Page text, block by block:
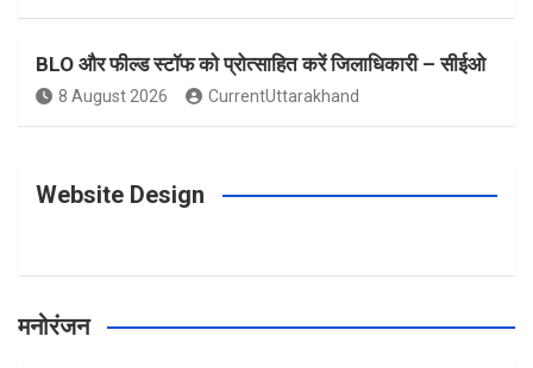
k a s
BLO और फील्ड स्टॉफ को प्रोत्साहित करें जिलाधिकारी – सीईओ
8 August 2026 CurrentUttarakhand
Website Design
मनोरंजन